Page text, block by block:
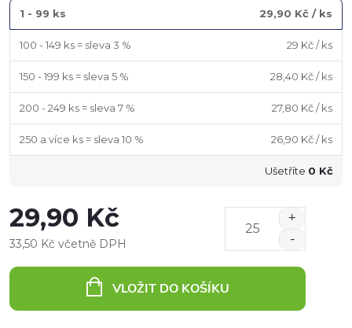
1 - 99 ks 29,90 Kč / ks
100 - 149 ks = sleva 3 % 29 Kč/ ks
150 - 199 ks = sleva 5 % 28,40 Kč/ ks
200 - 249 ks = sleva 7 % 27,80 Kč/ ks
250 a více ks = sleva 10 % 26,90 Kč/ ks
Ušetříte 0 Kč
29,90 Kč
33,50 Kč včetně DPH
VLOŽIT DO KOŠÍKU